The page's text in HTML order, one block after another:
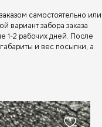
самостоятельно или
вариант забора заказа
1-2 рабочих дней. После
и вес посылки, а